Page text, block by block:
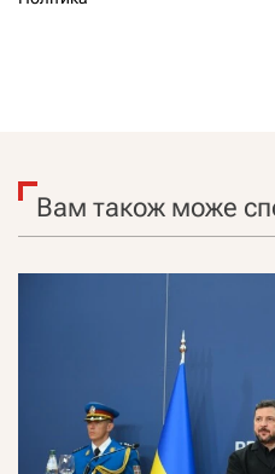
Вам також може